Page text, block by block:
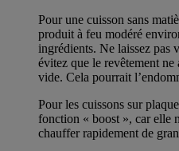
Pour une cuisson sans
produit à feu modéré
ingrédients. Ne laissez pas
évitez que le revêtement
vide. Cela pourrait
Pour les cuissons sur
fonction « boost », car elle
chauffer rapidement de